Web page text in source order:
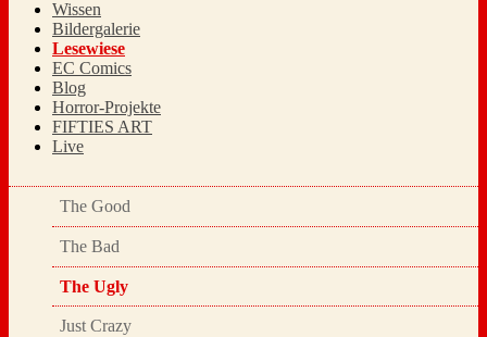
Wissen
Bildergalerie
Lesewiese
EC Comics
Blog
Horror-Projekte
FIFTIES ART
Live
The Good
The Bad
The Ugly
Just Crazy